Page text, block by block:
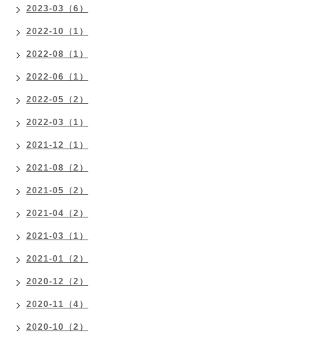
2023-03（6）
2022-10（1）
2022-08（1）
2022-06（1）
2022-05（2）
2022-03（1）
2021-12（1）
2021-08（2）
2021-05（2）
2021-04（2）
2021-03（1）
2021-01（2）
2020-12（2）
2020-11（4）
2020-10（2）